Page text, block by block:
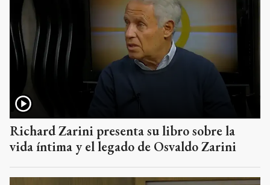
Richard Zarini presenta su libro sobre la
vida íntima y el legado de Osvaldo Zarini